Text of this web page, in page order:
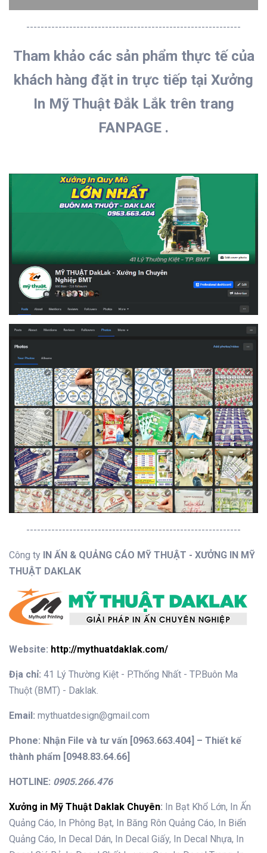
------------------------------------------------------------
Tham khảo các sản phẩm thực tế của
khách hàng đặt in trực tiếp tại Xưởng
In Mỹ Thuật Đắk Lắk trên trang
FANPAGE .
------------------------------------------------------------
Công ty IN ẤN & QUẢNG CÁO MỸ THUẬT - XƯỞNG IN MỸ
THUẬT DAKLAK
Website: http://mythuatdaklak.com/
Địa chỉ: 41 Lý Thường Kiệt - P.Thống Nhất - TP.Buôn Ma
Thuột (BMT) - Daklak.
Email: mythuatdesign@gmail.com
Phone: Nhận File và tư vấn [0963.663.404] – Thiết kế
thành phẩm [0948.83.64.66]
HOTLINE: 0905.266.476
Xưởng in Mỹ Thuật Daklak Chuyên: In Bạt Khổ Lớn, In Ấn
Quảng Cáo, In Phông Bạt, In Băng Rôn Quảng Cáo, In Biển
Quảng Cáo, In Decal Dán, In Decal Giấy, In Decal Nhựa, In